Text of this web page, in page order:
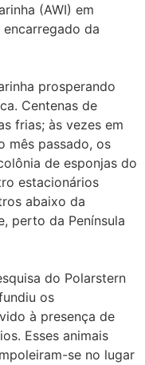
(AWI) em
encarregado da
prosperando
Centenas de
frias; às vezes em
mês passado, os
de esponjas do
estacionários
abaixo da
perto da Península
do Polarstern
os
à presença de
Esses animais
se no lugar